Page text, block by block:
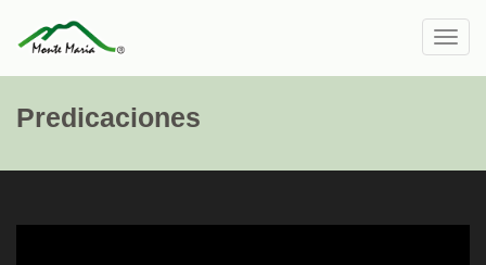
Predicaciones